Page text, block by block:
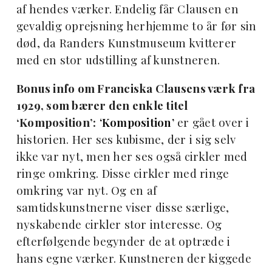
af hendes værker. Endelig får Clausen en
gevaldig oprejsning herhjemme to år før sin
død, da Randers Kunstmuseum kvitterer
med en stor udstilling af kunstneren.
Bonus info om Franciska Clausens værk fra
1929, som bærer den enkle titel
‘Komposition’: ‘Komposition’er gået over i
historien. Her ses kubisme, der i sig selv
ikke var nyt, men her ses også cirkler med
ringe omkring. Disse cirkler med ringe
omkring var nyt. Og en af
samtidskunstnerne viser disse særlige,
nyskabende cirkler stor interesse. Og
efterfølgende begynder de at optræde i
hans egne værker. Kunstneren der kiggede